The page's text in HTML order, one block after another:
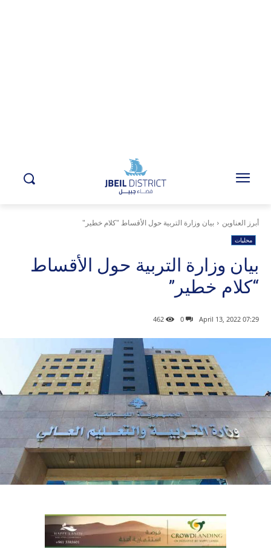
أبرز العناوين بيان وزارة التربية حول الأقساط "كلام خطير"
محليات
بيان وزارة التربية حول الأقساط
“كلام خطير”
07:29 2022 ,April 13
0
462